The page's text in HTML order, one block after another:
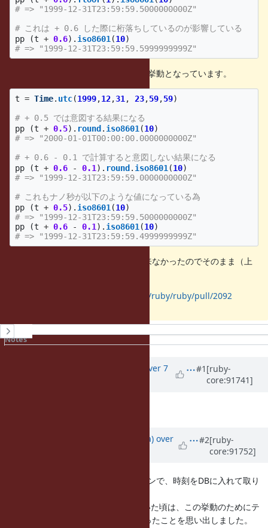
# => "1999-12-31T23:59:59.5000000000Z"
# これは + 0.6 した際に桁落ちしているのが影響している
pp
(t + 0.6). iso8601 (10)
# => "1999-12-31T23:59:59.5999999999Z"
でも似たような挙動となっています。
t = Time. utc(1999,12,31 , 23,59,59)
# + 0.5 では意図する結果になる
pp
(t + 0.5). round . iso8601 (10)
# => "2000-01-01T00:00:00.0000000000Z"
# + 0.6 - 0.1 で計算すると意図しない結果になる
pp
(t + 0.6 - 0.1 ). round . iso8601 (10)
# => "1999-12-31T23:59:59.0000000000Z"
# これもナノ秒が以下のような値になっている為
pp
(t + 0.5). iso8601 (10)
# => "1999-12-31T23:59:59.5000000000Z"
pp
(t + 0.6 - 0.1 ). iso8601 (10)
# => "1999-12-31T23:59:59.4999999999Z"
現状ではこれが仕様かバグか判断出来なかったのでそのまま（上
https://github.com/ruby/ruby/pull/2092
History
Notes
over 7
#1 [ruby-
core:91741]
mrkn (Kenta Murata) over
#2[ruby-
core:91752]
ActiveRecord を使うアプリケーションで、時刻をDBに入れて取り
昔 Rails アプリケーションを作っていた頃は、この挙動のためにテ
ストコードでの時刻の比較が面倒だったことを思い出しました。